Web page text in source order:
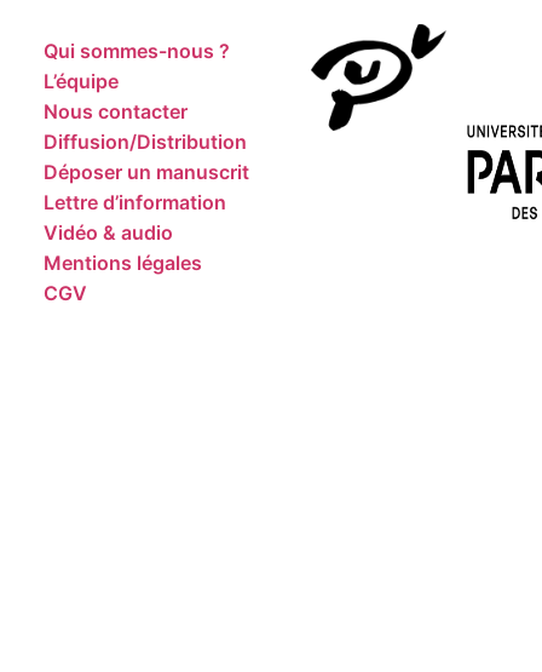
Qui sommes-nous ?
L’équipe
Nous contacter
Diffusion/Distribution
Déposer un manuscrit
Lettre d’information
Vidéo & audio
Mentions légales
CGV